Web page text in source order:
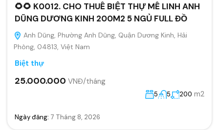
🌻🌻 K0012. CHO THUÊ BIỆT THỰ MÊ LINH ANH
DŨNG DƯƠNG KINH 200M2 5 NGỦ FULL ĐỒ
Anh Dũng, Phường Anh Dũng, Quận Dương Kinh, Hải
Phòng, 04813, Việt Nam
Biệt thự
25.000.000 VNĐ/tháng
5 5 200 m2
Ngày đăng: 7 Tháng 8, 2026